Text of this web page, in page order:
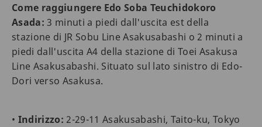
Come raggiungere Edo Soba Teuchidokoro
Asada: 3 minuti a piedi dall'uscita est della
stazione di JR Sobu Line Asakusabashi o 2 minuti a
piedi dall'uscita A4 della stazione di Toei Asakusa
Line Asakusabashi. Situato sul lato sinistro di Edo-
Dori verso Asakusa.
• Indirizzo: 2-29-11 Asakusabashi, Taito-ku, Tokyo